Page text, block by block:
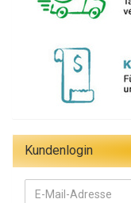
Kundenlogin
E-